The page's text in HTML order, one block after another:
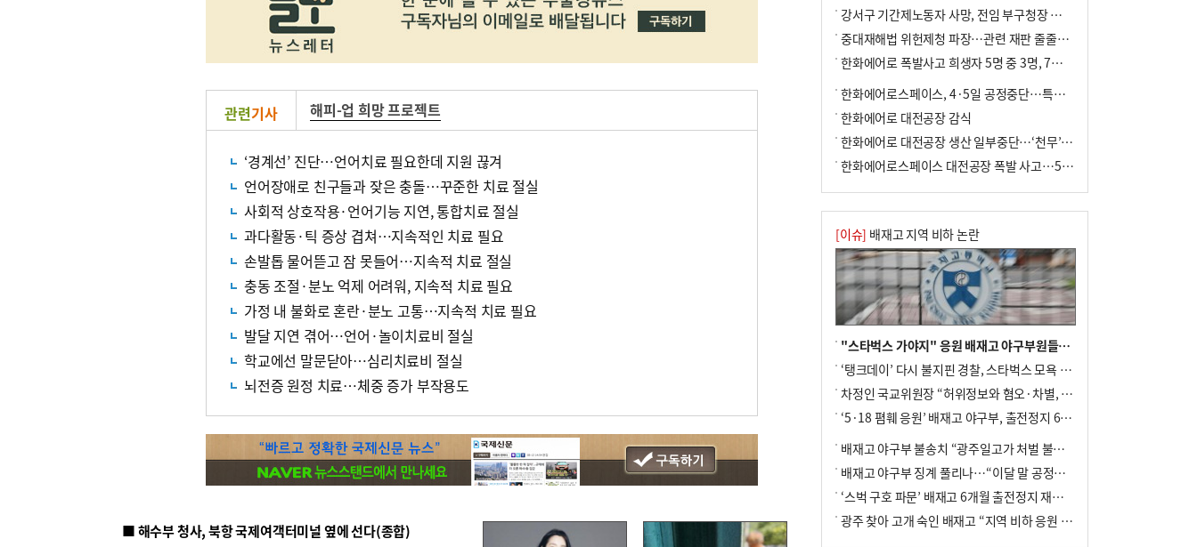
관련기사 해피-업 희망 프로젝트
‘경계선’ 진단…언어치료 필요한데 지원 끊겨
언어장애로 친구들과 잦은 충돌…꾸준한 치료 절실
사회적 상호작용·언어기능 지연, 통합치료 절실
과다활동·틱 증상 겹쳐…지속적인 치료 필요
손발톱 물어뜯고 잠 못들어…지속적 치료 절실
충동 조절·분노 억제 어려워, 지속적 치료 필요
가정 내 불화로 혼란·분노 고통…지속적 치료 필요
발달 지연 겪어…언어·놀이치료비 절실
학교에선 말문닫아…심리치료비 절실
뇌전증 원정 치료…체중 증가 부작용도
■ 해수부 청사, 북항 국제여객터미널 옆에 선다(종합)
강서구 기간제노동자 사망, 전임 부구청장 檢 송치
중대재해법 위헌제청 파장…관련 재판 줄줄이 브레이크
한화에어로 폭발사고 희생자 5명 중 3명, 7일 영면
한화에어로스페이스, 4·5일 공정중단…특별 안전점검
한화에어로 대전공장 감식
한화에어로 대전공장 생산 일부중단…‘천무’ 수출 비상
한화에어로스페이스 대전공장 폭발 사고…5명 사망·2명 부상(종합)
[이슈] 배재고 지역 비하 논란
"스타벅스 가야지" 응원 배재고 야구부원들, 학교서 징계 처분
‘탱크데이’ 다시 불지핀 경찰, 스타벅스 모욕 혐의 압수수색
차정인 국교위원장 “허위정보와 혐오·차별, 학교 교실까지 유입"
‘5·18 폄훼 응원’ 배재고 야구부, 출전정지 6개월→1개월 감경
배재고 야구부 불송치 “광주일고가 처벌 불원 의사 표해”
배재고 야구부 징계 풀리나…“이달 말 공정위서 재심의”
‘스벅 구호 파문’ 배재고 6개월 출전정지 재심 신청키로
광주 찾아 고개 숙인 배재고 “지역 비하 응원 잘못”(종합)